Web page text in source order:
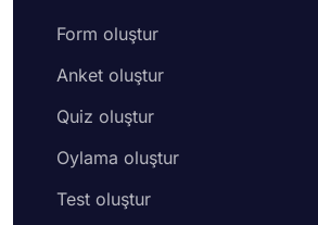
Form oluştur
Anket oluştur
Quiz oluştur
Oylama oluştur
Test oluştur